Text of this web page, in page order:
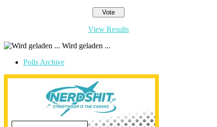
View Results
Wird geladen ...
Polls Archive